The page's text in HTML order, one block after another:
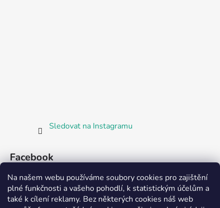
Na našem webu používáme soubory cookies pro zajištění
plné funkčnosti a vašeho pohodlí, k statistickým účelům a
také k cílení reklamy. Bez některých cookies náš web
Sledovat na Instagramu
Facebook